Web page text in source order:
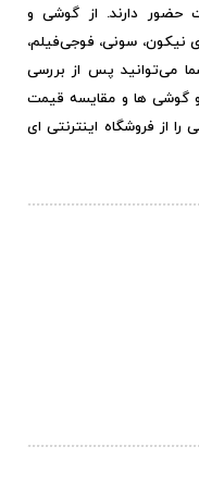
حضور دارند. از گوشی و
نیکون، سونی، فوجی‌فیلم،
می‌توانید پس از بررسی
گوشی ها و مقایسه قیمت
از فروشگاه اینترنتی ای